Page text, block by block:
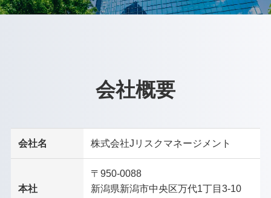
会社概要
会社名 株式会社Jリスクマネージメント
本社
〒950-0088
新潟県新潟市中央区万代1丁目3-10